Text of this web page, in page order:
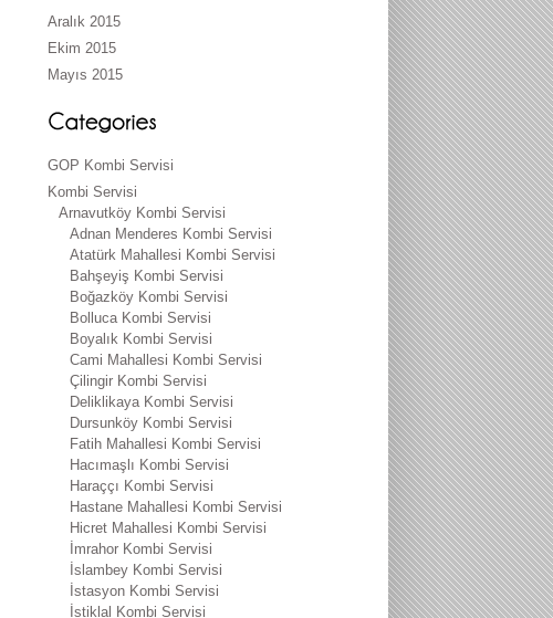
Aralık 2015
Ekim 2015
Mayıs 2015
GOP Kombi Servisi
Kombi Servisi
Arnavutköy Kombi Servisi
Adnan Menderes Kombi Servisi
Atatürk Mahallesi Kombi Servisi
Bahşeyiş Kombi Servisi
Boğazköy Kombi Servisi
Bolluca Kombi Servisi
Boyalık Kombi Servisi
Cami Mahallesi Kombi Servisi
Çilingir Kombi Servisi
Deliklikaya Kombi Servisi
Dursunköy Kombi Servisi
Fatih Mahallesi Kombi Servisi
Hacımaşlı Kombi Servisi
Haraççı Kombi Servisi
Hastane Mahallesi Kombi Servisi
Hicret Mahallesi Kombi Servisi
İmrahor Kombi Servisi
İslambey Kombi Servisi
İstasyon Kombi Servisi
İstiklal Kombi Servisi